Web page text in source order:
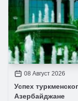
08 Август 2026
Успех
Азербайджане